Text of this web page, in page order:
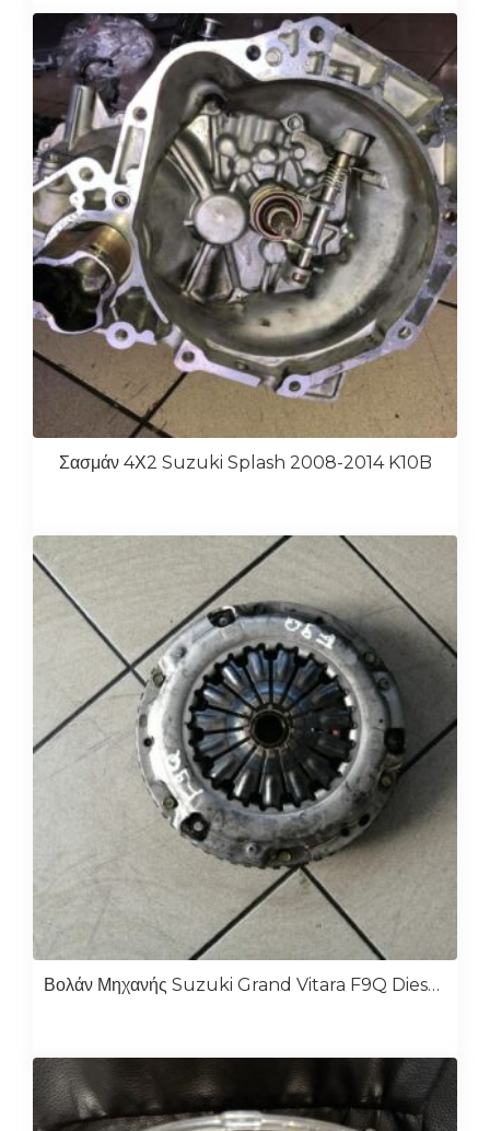
Σασμάν 4Χ2 Suzuki Splash 2008-2014 K10B
Βολάν Μηχανής Suzuki Grand Vitara F9Q Diesel 1.9